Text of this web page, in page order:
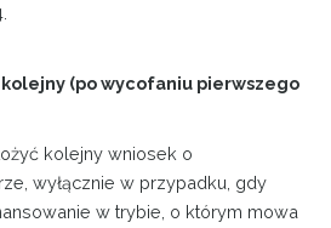
kolejny (po wycofaniu pierwszego
kolejny wniosek o
wyłącznie w przypadku, gdy
w trybie, o którym mowa